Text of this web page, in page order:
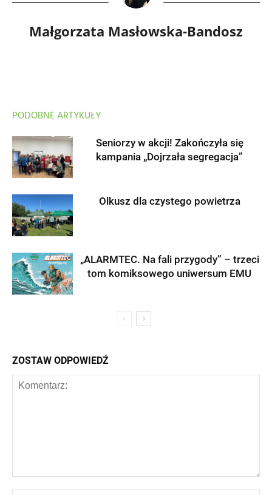
Małgorzata Masłowska-Bandosz
PODOBNE ARTYKUŁY
Seniorzy w akcji! Zakończyła się
kampania „Dojrzała segregacja”
Olkusz dla czystego powietrza
„ALARMTEC. Na fali przygody” – trzeci
tom komiksowego uniwersum EMU
ZOSTAW ODPOWIEDŹ